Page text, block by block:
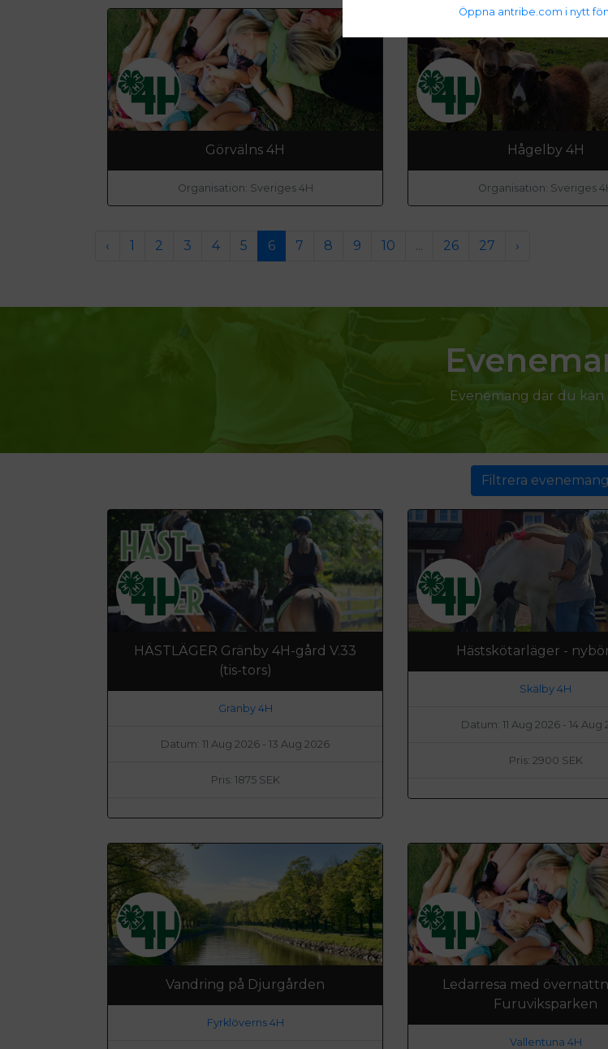
Görvälns 4H
Organisation: Sveriges 4H
Hågelby 4H
Organisation: Sveriges
‹ 1 2 3 4 5 6 7 8 9 10 ... 26 27 ›
Evenemang där du kan
Filtrera evenemang
HÄSTLÄGER Gränby 4H-gård V.33
(tis-tors)
Gränby 4H
Datum: 11 Aug 2026 - 13 Aug 2026
Pris: 1875 SEK
Hästskötarläger -
Skälby 4H
Datum: 11 Aug 2026 - 14 Aug
Pris: 2900 SEK
Vandring på Djurgården
Fyrklöverns 4H
Ledarresa med
Furuviksparken
Vallentuna 4H
Öppna antribe.com i nytt